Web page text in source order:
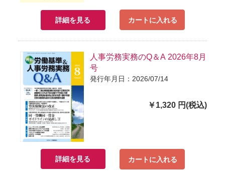
詳細を見る カートに入れる
人事労務実務のQ＆A 2026年8月
号
発行年月日：2026/07/14
￥1,320 円(税込)
詳細を見る カートに入れる